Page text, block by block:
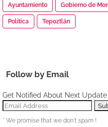
Ayuntamiento Gobierno de
Política Tepoztlán
Follow by Email
Get Notified About Next
* We promise that we don't spam !